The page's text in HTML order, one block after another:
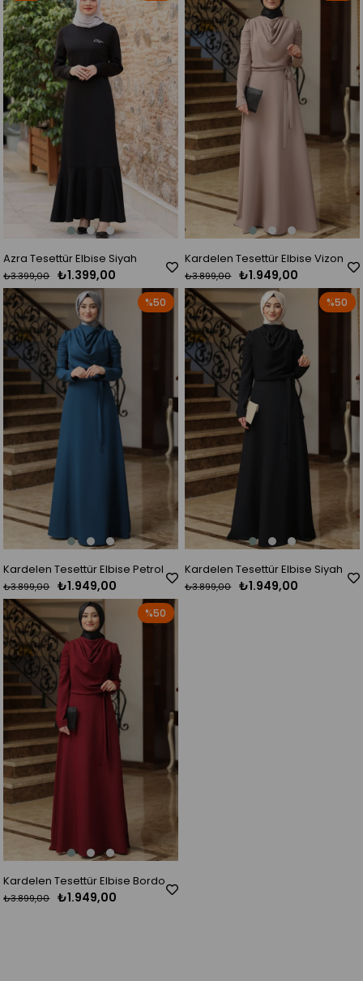
Azra Tesettür Elbise Siyah
₺1.399,00
₺3.399,00
Ürün
Kardelen Tesettür Elbise Vizon
₺1.949,00
₺3.899,00
Kardelen Tesettür Elbise Petrol
₺1.949,00
₺3.899,00
%50
Kardelen Tesettür Elbise Siyah
₺1.949,00
₺3.899,00
%50
Kardelen Tesettür Elbise Bordo
₺1.949,00
₺3.899,00
%50